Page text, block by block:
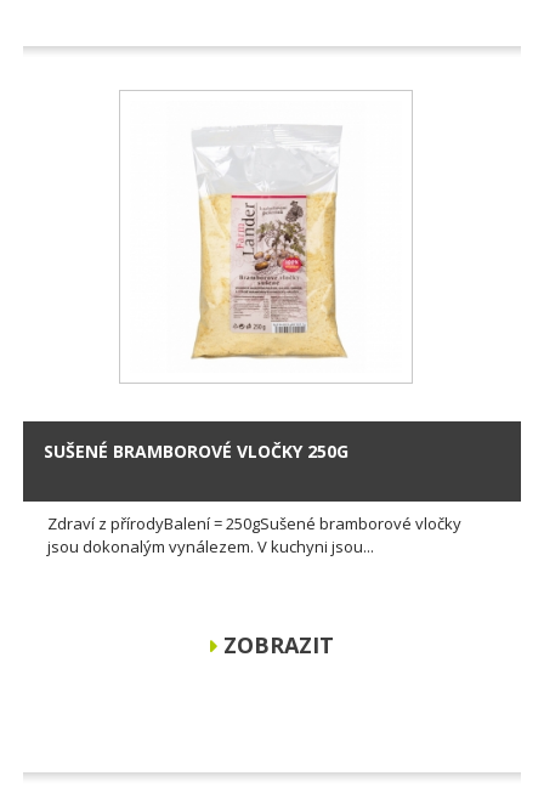
SUŠENÉ BRAMBOROVÉ VLOČKY 250G
Zdraví z přírodyBalení = 250gSušené bramborové vločky
jsou dokonalým vynálezem. V kuchyni jsou...
ZOBRAZIT